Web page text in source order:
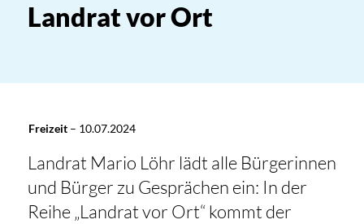
Landrat vor Ort
Freizeit– 10.07.2024
Landrat Mario Löhr lädt alle Bürgerinnen
und Bürger zu Gesprächen ein: In der
Reihe „Landrat vor Ort“ kommt der